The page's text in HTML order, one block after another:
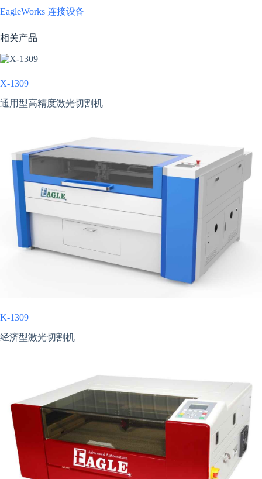
EagleWorks 连接设备
相关产品
X-1309
通用型高精度激光切割机
K-1309
经济型激光切割机